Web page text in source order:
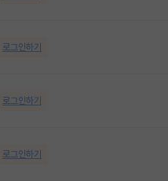
로그인하기
로그인하기
로그인하기